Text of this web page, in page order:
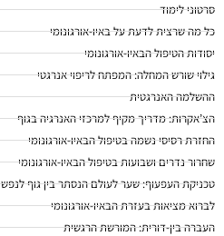
סרטוני לימוד
כל מה שרצית לדעת על באיו-אורגונומי
יסודות הטיפול הבאיו-אורגונומי
גילוי שורש המחלה: המפתח לריפוי אנרגטי
ההשלמה האנרגטית
הצ’אקרות: מדריך מקיף למרכזי האנרגיה בגוף
החזרת רסיסי נשמה בטיפול הבאיו-אורגונומי
שחרור נדרים ושבועות בטיפול הבאיו-אורגונומי
טכניקת העפעוף: שער לעולם הנסתר בין גוף לנפש
לברוא מציאות בעזרת הבאיו-אורגונומי
העברה בין-דורית: המורשת הרגשית